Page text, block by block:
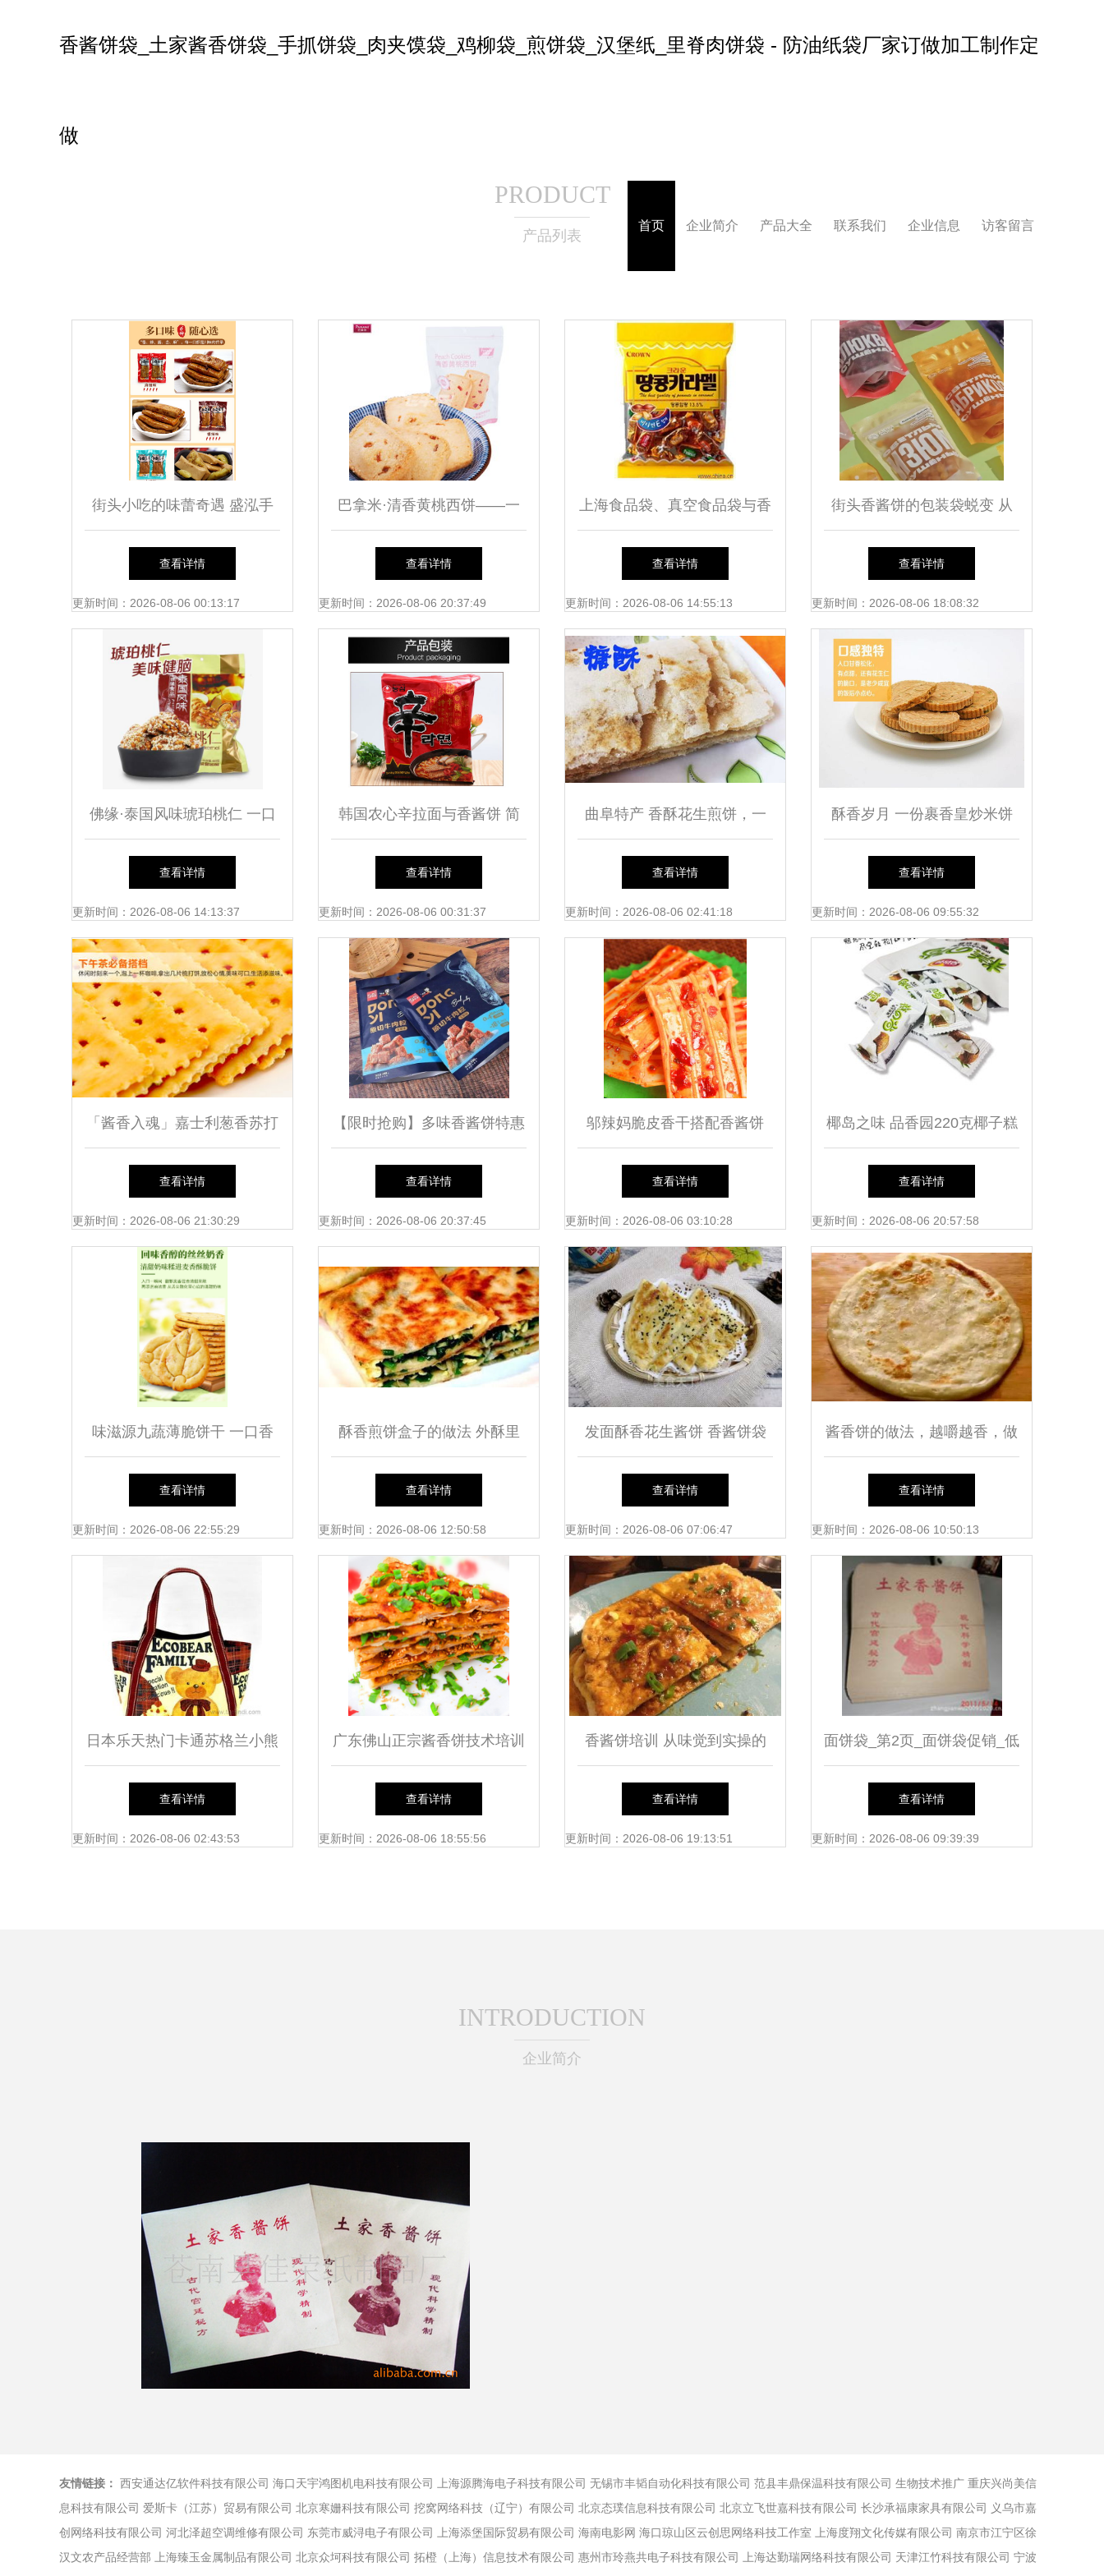
香酱饼袋_土家酱香饼袋_手抓饼袋_肉夹馍袋_鸡柳袋_煎饼袋_汉堡纸_里脊肉饼袋 - 防油纸袋厂家订做加工制作定
做
首页 企业简介 产品大全 联系我们 企业信息 访客留言
PRODUCT
产品列表
街头小吃的味蕾奇遇 盛泓手
磨豆干与香酱饼的双重盛宴
查看详情
更新时间：2026-08-06 00:13:17
巴拿米·清香黄桃西饼——一
袋甜品，轻启味蕾的春日桃喜
查看详情
更新时间：2026-08-06 20:37:49
上海食品袋、真空食品袋与香
酱饼袋 供应与选择全解
查看详情
更新时间：2026-08-06 14:55:13
街头香酱饼的包装袋蜕变 从
舌尖到指尖的美食哲学
查看详情
更新时间：2026-08-06 18:08:32
佛缘·泰国风味琥珀桃仁 一口
香脆，品味禅意与异域风情的
奇妙邂逅
查看详情
更新时间：2026-08-06 14:13:37
韩国农心辛拉面与香酱饼 简
餐也讲究冬日夜味
查看详情
更新时间：2026-08-06 00:31:37
曲阜特产 香酥花生煎饼，一
口脆香，千年儒韵
查看详情
更新时间：2026-08-06 02:41:18
酥香岁月 一份裹香皇炒米饼
的重拾记忆
查看详情
更新时间：2026-08-06 09:55:32
「酱香入魂」嘉士利葱香苏打
饼100g 一口酥脆，穿越经典
与童味
查看详情
更新时间：2026-08-06 21:30:29
【限时抢购】多味香酱饼特惠
包，花样口味嗨翻味蕾！
查看详情
更新时间：2026-08-06 20:37:45
邬辣妈脆皮香干搭配香酱饼
居家零食新组合推荐
查看详情
更新时间：2026-08-06 03:10:28
椰岛之味 品香园220克椰子糕
与香酱饼的醇美宴
查看详情
更新时间：2026-08-06 20:57:58
味滋源九蔬薄脆饼干 一口香
脆，九重蔬香
查看详情
更新时间：2026-08-06 22:55:29
酥香煎饼盒子的做法 外酥里
嫩，一口就上瘾！
查看详情
更新时间：2026-08-06 12:50:58
发面酥香花生酱饼 香酱饼袋
里的独家风味
查看详情
更新时间：2026-08-06 07:06:47
酱香饼的做法，越嚼越香，做
法非常简单
查看详情
更新时间：2026-08-06 10:50:13
日本乐天热门卡通苏格兰小熊
妈咪包 批发价背后的购物指
南
查看详情
更新时间：2026-08-06 02:43:53
广东佛山正宗酱香饼技术培训
从和面到秘制酱料的全套工艺
解析
查看详情
更新时间：2026-08-06 18:55:56
香酱饼培训 从味觉到实操的
全方位学习指南
查看详情
更新时间：2026-08-06 19:13:51
面饼袋_第2页_面饼袋促销_低
价批发
查看详情
更新时间：2026-08-06 09:39:39
INTRODUCTION
企业简介
友情链接： 西安通达亿软件科技有限公司 海口天宇鸿图机电科技有限公司 上海源腾海电子科技有限公司 无锡市丰韬自动化科技有限公司 范县丰鼎保温科技有限公司 生物技术推广 重庆兴尚美信
息科技有限公司 爱斯卡（江苏）贸易有限公司 北京寒姗科技有限公司 挖窝网络科技（辽宁）有限公司 北京态璞信息科技有限公司 北京立飞世嘉科技有限公司 长沙承福康家具有限公司
义乌市嘉
创网络科技有限公司 河北泽超空调维修有限公司 东莞市威浔电子有限公司 上海添堡国际贸易有限公司 海南电影网 海口琼山区云创思网络科技工作室 上海度翔文化传媒有限公司 南京市江宁区徐
汉文农产品经营部
上海臻玉金属制品有限公司 北京众坷科技有限公司 拓橙（上海）信息技术有限公司 惠州市玲燕共电子科技有限公司 上海达勤瑞网络科技有限公司 天津江竹科技有限公司 宁波